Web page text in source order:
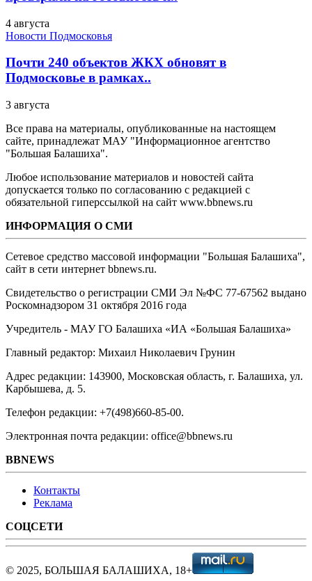
4 августа
Новости Подмосковья
Почти 240 объектов ЖКХ обновят в
Подмосковье в рамках..
3 августа
Все права на материалы, опубликованные на настоящем
сайте, принадлежат МАУ "Информационное агентство
"Большая Балашиха".
Любое использование материалов и новостей сайта
допускается только по согласованию с редакцией с
обязательной гиперссылкой на сайт www.bbnews.ru
ИНФОРМАЦИЯ О СМИ
Сетевое средство массовой информации "Большая Балашиха",
сайт в сети интернет bbnews.ru.
Свидетельство о регистрации СМИ Эл №ФС ‎77-67562 выдано
Роскомнадзором 31 октября 2016 года
Учредитель - МАУ ГО Балашиха «ИА «Большая Балашиха»
Главный редактор: Михаил Николаевич Грунин
Адрес редакции: 143900, Московская область, г. Балашиха, ул.
Карбышева, д. 5.
Телефон редакции: +7(498)660-85-00.
Электронная почта редакции: office@bbnews.ru
BBNEWS
Контакты
Реклама
СОЦСЕТИ
© 2025, БОЛЬШАЯ БАЛАШИХА, 18+